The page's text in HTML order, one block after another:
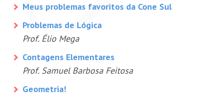
Meus problemas favoritos da Cone Sul
Problemas de Lógica
Prof. Élio Mega
Contagens Elementares
Prof. Samuel Barbosa Feitosa
Geometria!